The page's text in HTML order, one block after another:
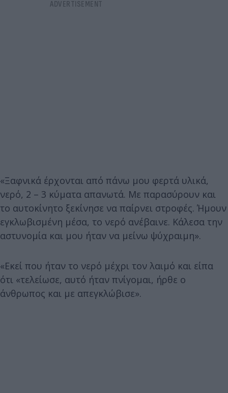
«Ξαφνικά έρχονται από πάνω μου φερτά υλικά,
νερό, 2 – 3 κύματα απανωτά. Με παρασύρουν και
το αυτοκίνητο ξεκίνησε να παίρνει στροφές. Ήμουν
εγκλωβισμένη μέσα, το νερό ανέβαινε. Κάλεσα την
αστυνομία και μου ήταν να μείνω ψύχραιμη».
«Εκεί που ήταν το νερό μέχρι τον λαιμό και είπα
ότι «τελείωσε, αυτό ήταν πνίγομαι, ήρθε ο
άνθρωπος και με απεγκλώβισε».